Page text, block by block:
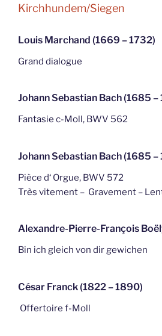
Kirchhundem/Siegen
Louis Marchand (1669 – 1732)
Grand dialogue
Johann Sebastian Bach (1685 –
Fantasie c-Moll, BWV 562
Johann Sebastian Bach (1685 –
Pièce d‘ Orgue, BWV 572
Très vitement – Gravement –
Alexandre-Pierre-François
Bin ich gleich von dir gewichen
César Franck (1822 – 1890)
Offertoire f-Moll